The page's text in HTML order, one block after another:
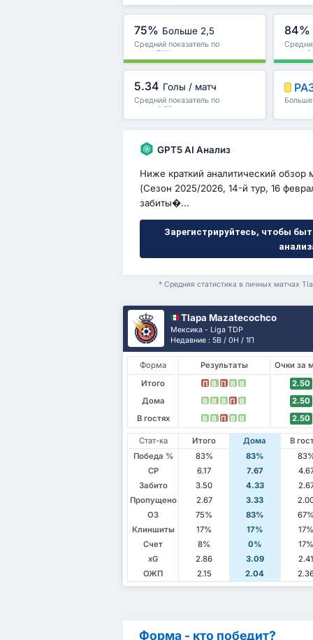
75% Больше 2,5
Средний показатель по
лиге : 71%
84%
лиге :
5.34 Голы / матч
Средний показатель по
лиге : 4.52
GPT5 AI Анализ
Ниже краткий аналитический обзор
(Сезон 2025/2026, 14-й тур, 16
забиты�...
Зарегистрируйтесь, чтобы
* Средняя статистика в личных матчах
Tlapa Mazatecochco
Мексика - Liga TDP
Недавние : 5В / 0Н / 1П
Форма Результаты
Очки за
Итого
П В П В В
2.50
Дома
В В В П В
2.50
В гостях
В В П В В 2.50
Стат-ка Итого Дома
В
Победа %
83% 83%
СР
6.17 7.67
Забито
3.50 4.33
Пропущено
2.67 3.33
ОЗ
75% 83%
67%
Клиншиты
17% 17%
17%
Счет
8% 0%
17%
xG
2.86 3.09
2.41
ОЖП
2.15 2.04
Форма - кто победит?